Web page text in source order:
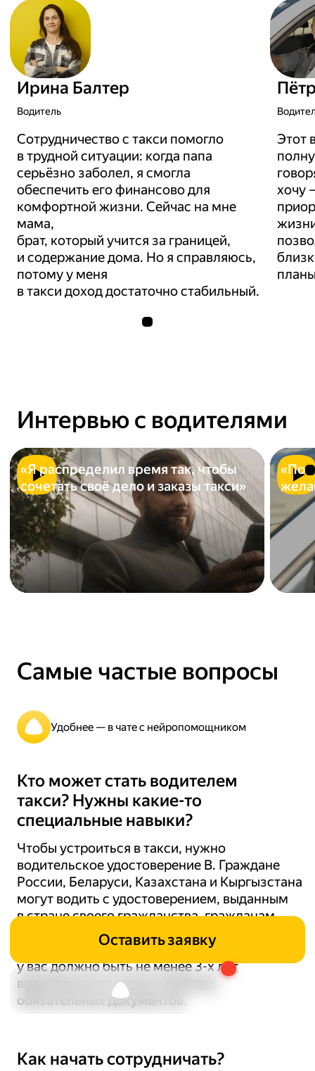
Оставить заявку
Ирина Балтер
Водитель
Сотрудничество с такси помогло
в трудной ситуации: когда папа
серьёзно заболел, я смогла
обеспечить его финансово для
комфортной жизни. Сейчас на мне
мама,
брат, который учится за границей,
и содержание дома. Но я справляюсь,
потому у меня
Этот
хочу
Интервью с водителями
«Я распределил время так, чтобы
сочетать своё дело и заказы такси»
Самые частые вопросы
Удобнее — в чате с нейропомощником
Кто может стать водителем
такси? Нужны какие-то
специальные навыки?
Чтобы устроиться в такси, нужно
водительское удостоверение В. Граждане
России, Беларуси, Казахстана и Кыргызстана
могут водить с удостоверением, выданным
в стране своего гражданства, гражданам
других стран нужно получить водительское
удостоверение, выданное в России. Также
у вас должно быть не менее 3-х лет
водительского стажа и ещё ряд
обязательных документов.
Как начать сотрудничать?